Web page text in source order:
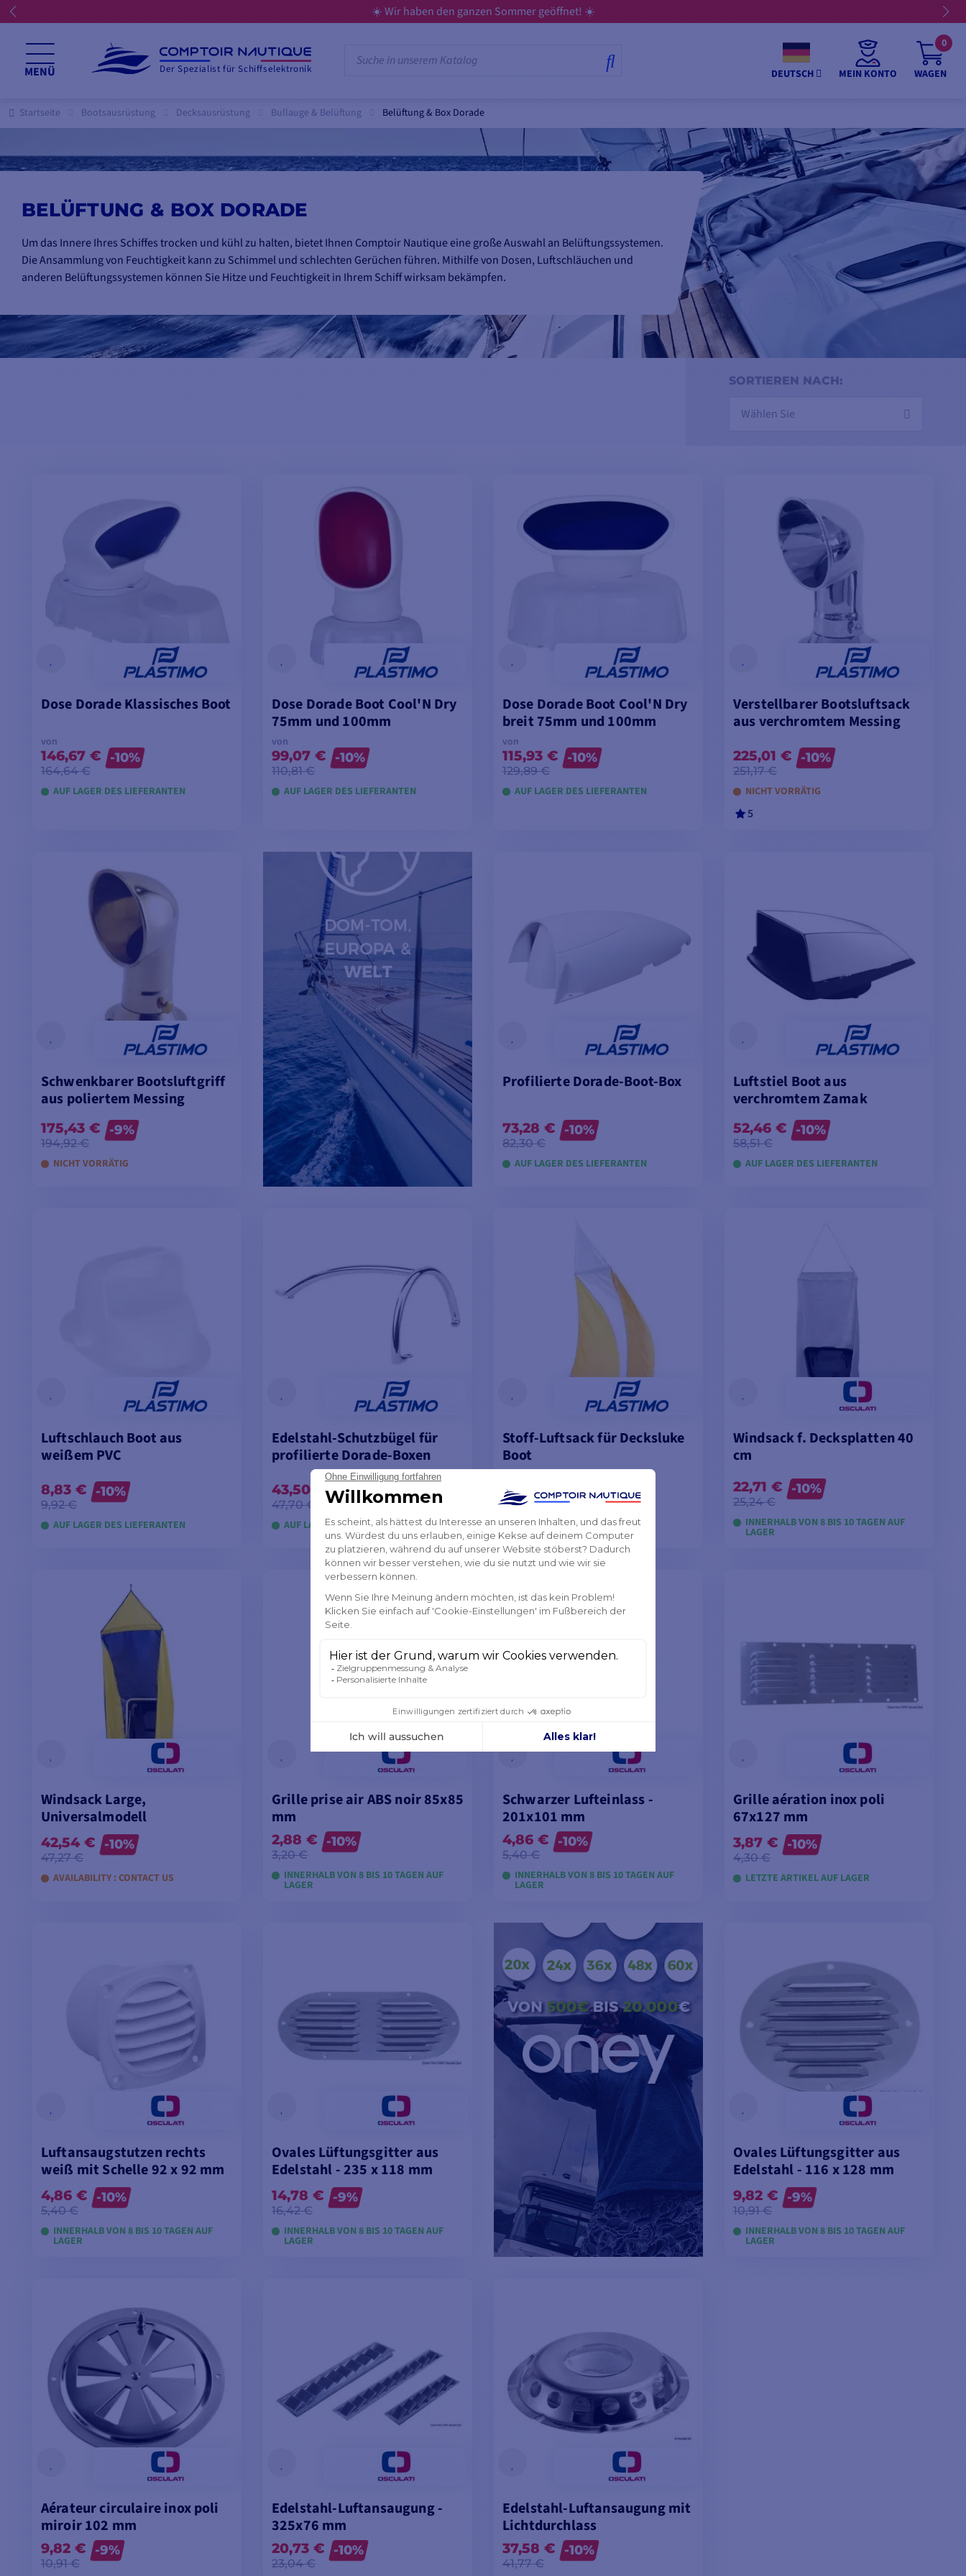
☀️ Wir haben den ganzen Sommer geöffnet! ☀️
MENÜ Der Spezialist für Schiffselektronik DEUTSCH MEIN KONTO WAGEN
0
Startseite Bootsausrüstung Decksausrüstung Bullauge & Belüftung Belüftung & Box Dorade
BELÜFTUNG & BOX DORADE
Um das Innere Ihres Schiffes trocken und kühl zu halten, bietet Ihnen Comptoir Nautique eine große Auswahl an Belüftungssystemen.
Die Ansammlung von Feuchtigkeit kann zu Schimmel und schlechten Gerüchen führen. Mithilfe von Dosen, Luftschläuchen und
anderen Belüftungssystemen können Sie Hitze und Feuchtigkeit in Ihrem Schiff wirksam bekämpfen.
SORTIEREN NACH:
Wählen Sie
Dose Dorade Klassisches Boot
von
146,67 €
164,64 €
-10%
AUF LAGER DES LIEFERANTEN
Dose Dorade Boot Cool'N Dry
75mm und 100mm
von
99,07 €
110,81 €
-10%
AUF LAGER DES LIEFERANTEN
MODELLE ANSEHEN
Dose Dorade Boot Cool'N Dry
breit 75mm und 100mm
von
115,93 €
129,89 €
-10%
AUF LAGER DES LIEFERANTEN
Verstellbarer Bootsluftsack
aus verchromtem Messing
225,01 €
251,17 €
-10%
NICHT VORRÄTIG
5
Schwenkbarer Bootsluftgriff
aus poliertem Messing
175,43 €
194,92 €
-9%
NICHT VORRÄTIG
Profilierte Dorade-Boot-Box
73,28 €
82,30 €
-10%
AUF LAGER DES LIEFERANTEN
Luftstiel Boot aus
verchromtem Zamak
52,46 €
58,51 €
-10%
AUF LAGER DES LIEFERANTEN
Luftschlauch Boot aus
weißem PVC
8,83 €
9,92 €
-10%
AUF LAGER DES LIEFERANTEN
Edelstahl-Schutzbügel für
profilierte Dorade-Boxen
43,50 €
47,70 €
-8%
AUF LAGER DES LIEFERANTEN
IN DEN WARENKORB LEGEN
Stoff-Luftsack für Decksluke
Boot
198,23 €
222,10 €
-10%
AUF LAGER DES LIEFERANTEN
Windsack f. Decksplatten 40
cm
22,71 €
25,24 €
-10%
INNERHALB VON 8 BIS 10 TAGEN AUF
LAGER
Windsack Large,
Universalmodell
42,54 €
47,27 €
-10%
AVAILABILITY : CONTACT US
Grille prise air ABS noir 85x85
mm
2,88 €
3,20 €
-10%
INNERHALB VON 8 BIS 10 TAGEN AUF
LAGER
Schwarzer Lufteinlass -
201x101 mm
4,86 €
5,40 €
-10%
INNERHALB VON 8 BIS 10 TAGEN AUF
LAGER
MODELLE ANSEHEN
Grille aération inox poli
67x127 mm
3,87 €
4,30 €
-10%
LETZTE ARTIKEL AUF LAGER
Luftansaugstutzen rechts
weiß mit Schelle 92 x 92 mm
4,86 €
5,40 €
-10%
INNERHALB VON 8 BIS 10 TAGEN AUF
LAGER
Ovales Lüftungsgitter aus
Edelstahl - 235 x 118 mm
14,78 €
16,42 €
-9%
INNERHALB VON 8 BIS 10 TAGEN AUF
LAGER
Ovales Lüftungsgitter aus
Edelstahl - 116 x 128 mm
9,82 €
10,91 €
-9%
INNERHALB VON 8 BIS 10 TAGEN AUF
LAGER
Aérateur circulaire inox poli
miroir 102 mm
9,82 €
10,91 €
-9%
Edelstahl-Luftansaugung -
325x76 mm
20,73 €
23,04 €
-10%
Edelstahl-Luftansaugung mit
Lichtdurchlass
37,58 €
41,77 €
-10%